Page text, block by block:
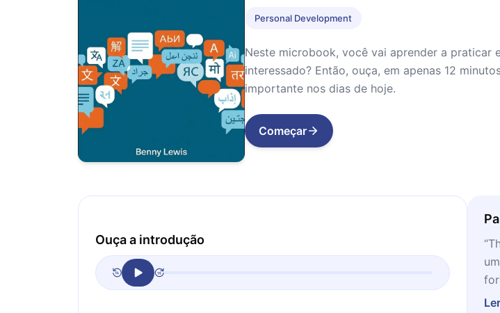
Personal Development
Neste microbook, você vai aprender a praticar
interessado? Então, ouça, em apenas 12
importante nos dias de hoje.
Começar
Ouça a introdução